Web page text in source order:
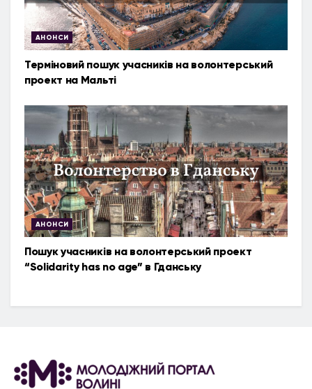
АНОНСИ
Терміновий пошук учасників на волонтерський
проект на Мальті
АНОНСИ
Пошук учасників на волонтерський проект
“Solidarity has no age” в Гданську